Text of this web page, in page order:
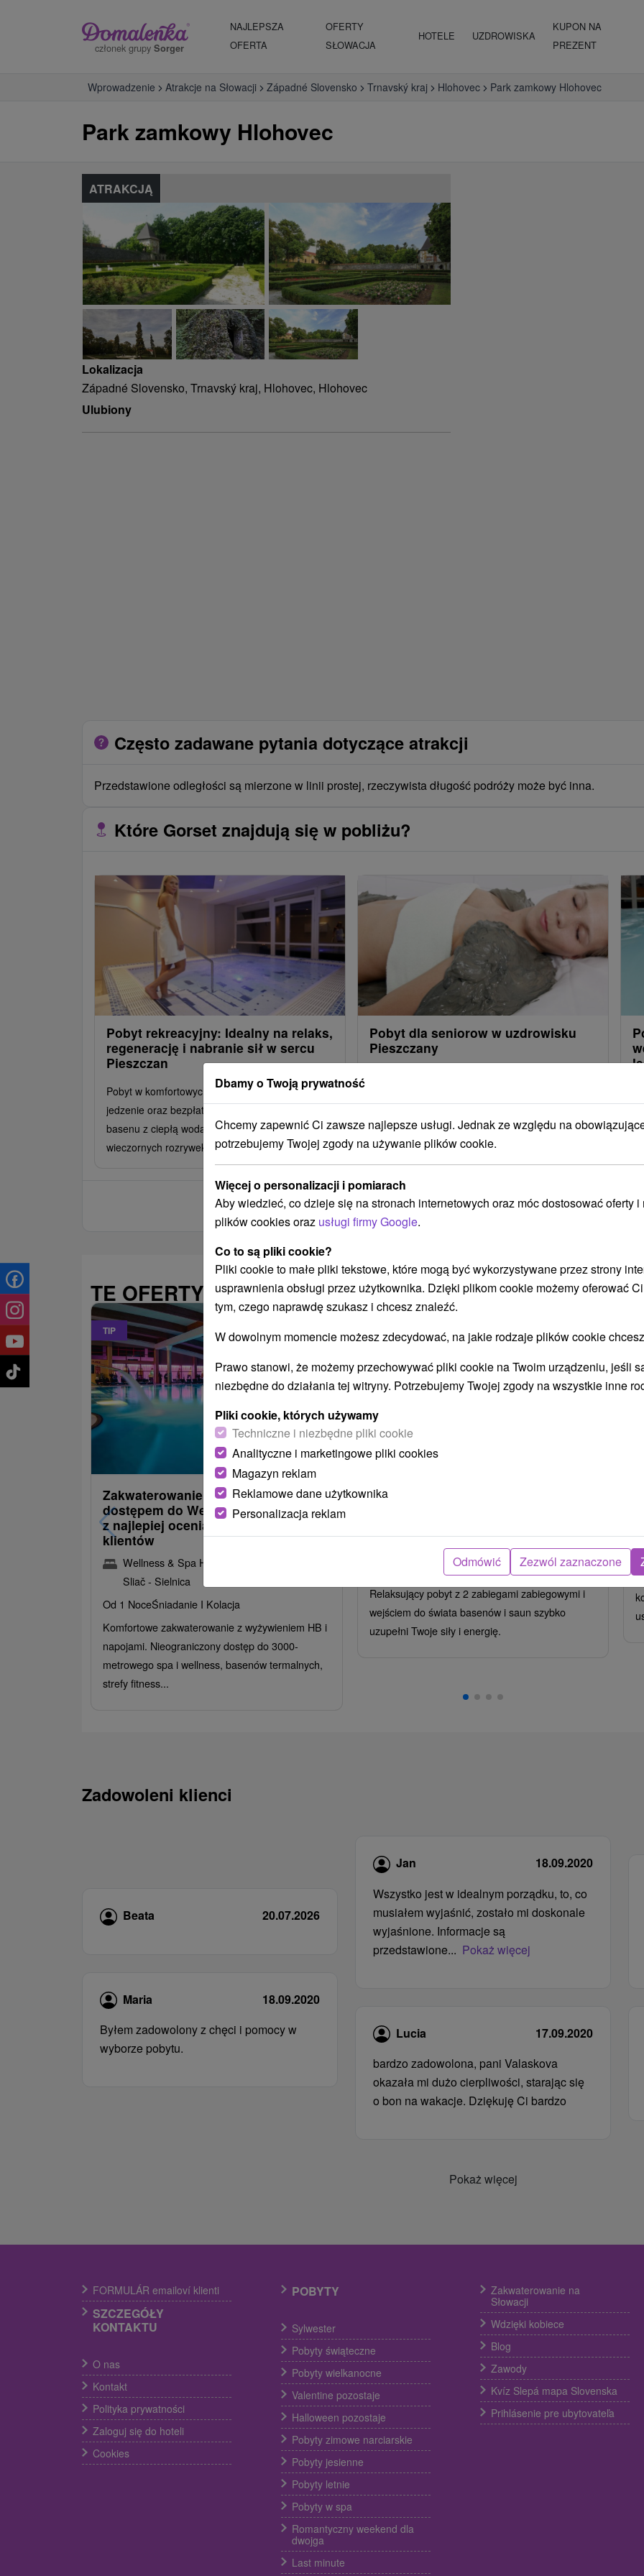
członek grupy Sorger
NAJLEPSZA
OFERTA
OFERTY
SŁOWACJA
HOTELE UZDROWISKA
KUPON NA
PREZENT
Wprowadzenie Atrakcje na Słowacji Západné Slovensko Trnavský kraj Hlohovec Park zamkowy Hlohovec
Park zamkowy Hlohovec
ATRAKCJĄ
Lokalizacja
Západné Slovensko, Trnavský kraj, Hlohovec, Hlohovec
Ulubiony
Często zadawane pytania dotyczące atrakcji
Przedstawione odległości są mierzone w linii prostej, rzeczywista długość podróży może być inna.
Które Gorset znajdują się w pobliżu?
Pobyt rekreacyjny: Idealny na relaks,
regenerację i nabranie sił w sercu
Pieszczan
Pobyt w komfortowych warunkach, pyszne
jedzenie oraz bezpłatny dostęp do krytego
basenu z ciepłą wodą, centrum fitness i
wieczornych rozrywek.
Pobyt dla seniorow w uzdrowisku
Pieszczany
Załaduj więcej
TE OFERTY MOGĄ PAŃSTWO BYĆ TAKŻE
TIP
od485,22zł
Zakwaterowanie z obiadokolacją i
dostępem do Wellness i Spa: Jeden
z najlepiej ocenianych hoteli przez
klientów
Wellness & Spa Hotel Kaskady
Sliač - Sielnica
Od 1 NoceŚniadanie I Kolacja
Komfortowe zakwaterowanie z wyżywieniem HB i
napojami. Nieograniczony dostęp do 3000-
metrowego spa i wellness, basenów termalnych,
strefy fitness...
Intensywny pobyt MINI RELAX:
★★★Trenczańskie Teplice
Śniadanie I Kolacja
Relaksujący pobyt z 2 zabiegami zabiegowymi i
wejściem do świata basenów i saun szybko
uzupełni Twoje siły i energię.
Zadowoleni klienci
Beata 20.07.2026
Maria
18.09.2020
Byłem zadowolony z chęci i pomocy w
wyborze pobytu.
Jan
18.09.2020
Wszystko jest w idealnym porządku, to, co
musiałem wyjaśnić, zostało mi doskonale
wyjaśnione. Informacje są
przedstawione... Pokaż więcej
Lucia
17.09.2020
bardzo zadowolona, ​​pani Valaskova
okazała mi dużo cierpliwości, starając się
o bon na wakacje. Dziękuję Ci bardzo
Pokaż więcej
FORMULÁR emailoví klienti
SZCZEGÓŁY
KONTAKTU
O nas
Kontakt
Polityka prywatności
Zaloguj się do hoteli
Cookies
POBYTY
Sylwester
Pobyty świąteczne
Pobyty wielkanocne
Valentine pozostaje
Halloween pozostaje
Pobyty zimowe narciarskie
Pobyty jesienne
Pobyty letnie
Pobyty w spa
Romantyczny weekend dla
dwojga
Last minute
Zakwaterowanie na
Słowacji
Wdzięki kobiece
Blog
Zawody
Kvíz Slepá mapa Slovenska
Prihlásenie pre ubytovateľa
Dbamy o Twoją prywatność
Chcemy zapewnić Ci zawsze najlepsze usługi. Jednak ze względu na
potrzebujemy Twojej zgody na używanie plików cookie.
Więcej o personalizacji i pomiarach
Aby wiedzieć, co dzieje się na stronach internetowych oraz móc dostosować oferty i
plików cookies oraz usługi firmy Google.
Co to są pliki cookie?
Pliki cookie to małe pliki tekstowe, które mogą być wykorzystywane przez strony
usprawnienia obsługi przez użytkownika. Dzięki plikom cookie możemy oferować
tym, czego naprawdę szukasz i chcesz znaleźć.
W dowolnym momencie możesz zdecydować, na jakie rodzaje plików cookie
Prawo stanowi, że możemy przechowywać pliki cookie na Twoim urządzeniu, jeśli
niezbędne do działania tej witryny. Potrzebujemy Twojej zgody na wszystkie inne
Pliki cookie, których używamy
Techniczne i niezbędne pliki cookie
Analityczne i marketingowe pliki cookies
Magazyn reklam
Reklamowe dane użytkownika
Personalizacja reklam
Odmówić Zezwól zaznaczone